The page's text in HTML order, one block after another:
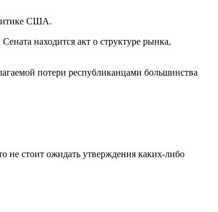
США.
находится акт о структуре рынка,
потери республиканцами большинства
не стоит ожидать утверждения каких-либо